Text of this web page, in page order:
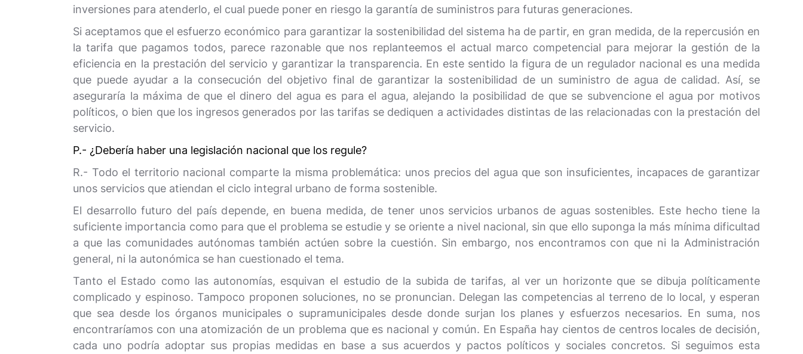
inversiones para atenderlo, el cual puede poner en riesgo la garantía de suministros para futuras generaciones.
Si aceptamos que el esfuerzo económico para garantizar la sostenibilidad del sistema ha de partir, en gran medida, de la repercusión en
la tarifa que pagamos todos, parece razonable que nos replanteemos el actual marco competencial para mejorar la gestión de la
eficiencia en la prestación del servicio y garantizar la transparencia. En este sentido la figura de un regulador nacional es una medida
que puede ayudar a la consecución del objetivo final de garantizar la sostenibilidad de un suministro de agua de calidad. Así, se
aseguraría la máxima de que el dinero del agua es para el agua, alejando la posibilidad de que se subvencione el agua por motivos
políticos, o bien que los ingresos generados por las tarifas se dediquen a actividades distintas de las relacionadas con la prestación del
servicio.
P.- ¿Debería haber una legislación nacional que los regule?
R.- Todo el territorio nacional comparte la misma problemática: unos precios del agua que son insuficientes, incapaces de garantizar
unos servicios que atiendan el ciclo integral urbano de forma sostenible.
El desarrollo futuro del país depende, en buena medida, de tener unos servicios urbanos de aguas sostenibles. Este hecho tiene la
suficiente importancia como para que el problema se estudie y se oriente a nivel nacional, sin que ello suponga la más mínima dificultad
a que las comunidades autónomas también actúen sobre la cuestión. Sin embargo, nos encontramos con que ni la Administración
general, ni la autonómica se han cuestionado el tema.
Tanto el Estado como las autonomías, esquivan el estudio de la subida de tarifas, al ver un horizonte que se dibuja políticamente
complicado y espinoso. Tampoco proponen soluciones, no se pronuncian. Delegan las competencias al terreno de lo local, y esperan
que sea desde los órganos municipales o supramunicipales desde donde surjan los planes y esfuerzos necesarios. En suma, nos
encontraríamos con una atomización de un problema que es nacional y común. En España hay cientos de centros locales de decisión,
cada uno podría adoptar sus propias medidas en base a sus acuerdos y pactos políticos y sociales concretos. Si seguimos esta